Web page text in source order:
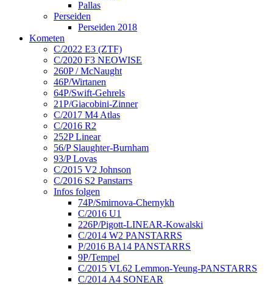
Pallas
Perseiden
Perseiden 2018
Kometen
C/2022 E3 (ZTF)
C/2020 F3 NEOWISE
260P / McNaught
46P/Wirtanen
64P/Swift-Gehrels
21P/Giacobini-Zinner
C/2017 M4 Atlas
C/2016 R2
252P Linear
56/P Slaughter-Burnham
93/P Lovas
C/2015 V2 Johnson
C/2016 S2 Panstarrs
Infos folgen
74P/Smirnova-Chernykh
C/2016 U1
226P/Pigott-LINEAR-Kowalski
C/2014 W2 PANSTARRS
P/2016 BA14 PANSTARRS
9P/Tempel
C/2015 VL62 Lemmon-Yeung-PANSTARRS
C/2014 A4 SONEAR